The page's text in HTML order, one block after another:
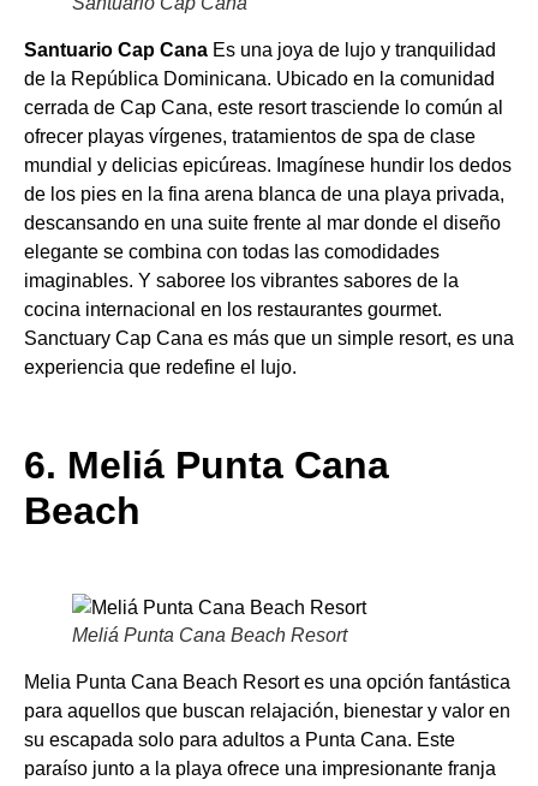
Santuario Cap Cana Es una joya de lujo y tranquilidad
de la República Dominicana. Ubicado en la comunidad
cerrada de Cap Cana, este resort trasciende lo común al
ofrecer playas vírgenes, tratamientos de spa de clase
mundial y delicias epicúreas. Imagínese hundir los dedos
de los pies en la fina arena blanca de una playa privada,
descansando en una suite frente al mar donde el diseño
elegante se combina con todas las comodidades
imaginables. Y saboree los vibrantes sabores de la
cocina internacional en los restaurantes gourmet.
Sanctuary Cap Cana es más que un simple resort, es una
experiencia que redefine el lujo.
6. Meliá Punta Cana
Beach
Meliá Punta Cana Beach Resort
Melia Punta Cana Beach Resort es una opción fantástica
para aquellos que buscan relajación, bienestar y valor en
su escapada solo para adultos a Punta Cana. Este
paraíso junto a la playa ofrece una impresionante franja